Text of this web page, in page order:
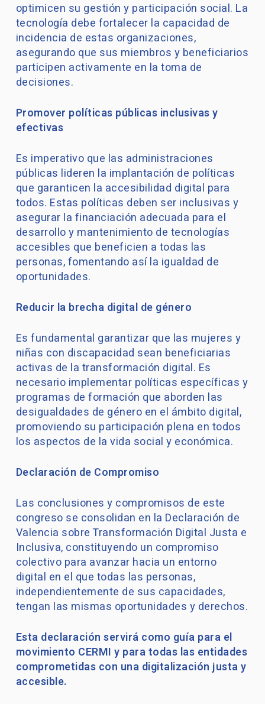
optimicen su gestión y participación social. La
tecnología debe fortalecer la capacidad de
incidencia de estas organizaciones,
asegurando que sus miembros y beneficiarios
participen activamente en la toma de
decisiones.
Promover políticas públicas inclusivas y
efectivas
Es imperativo que las administraciones
públicas lideren la implantación de políticas
que garanticen la accesibilidad digital para
todos. Estas políticas deben ser inclusivas y
asegurar la financiación adecuada para el
desarrollo y mantenimiento de tecnologías
accesibles que beneficien a todas las
personas, fomentando así la igualdad de
oportunidades.
Reducir la brecha digital de género
Es fundamental garantizar que las mujeres y
niñas con discapacidad sean beneficiarias
activas de la transformación digital. Es
necesario implementar políticas específicas y
programas de formación que aborden las
desigualdades de género en el ámbito digital,
promoviendo su participación plena en todos
los aspectos de la vida social y económica.
Declaración de Compromiso
Las conclusiones y compromisos de este
congreso se consolidan en la Declaración de
Valencia sobre Transformación Digital Justa e
Inclusiva, constituyendo un compromiso
colectivo para avanzar hacia un entorno
digital en el que todas las personas,
independientemente de sus capacidades,
tengan las mismas oportunidades y derechos.
Esta declaración servirá como guía para el
movimiento CERMI y para todas las entidades
comprometidas con una digitalización justa y
accesible.